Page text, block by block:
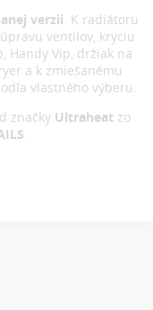
verzii. K radiátoru
ventilov, kryciu
Handy Vip, držiak na
a k zmiešanému
vlastného výberu.
značky Ultraheatzo
.